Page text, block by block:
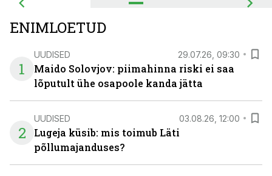
ENIMLOETUD
1
UUDISED 29.07.26, 09:30
Maido Solovjov: piimahinna riski ei saa
lõputult ühe osapoole kanda jätta
2
UUDISED 03.08.26, 12:00
Lugeja küsib: mis toimub Läti
põllumajanduses?